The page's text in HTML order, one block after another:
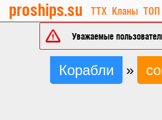
proships.su ТТХ Кланы ТОП
Уважаемые
Корабли »